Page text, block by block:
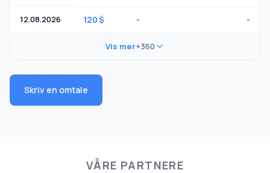
12.08.2026 120 $ - -
Vis mer+360
Skriv en omtale
VÅRE PARTNERE